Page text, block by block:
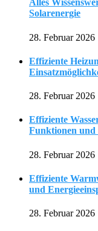
Alles
Solarenergie
28. Februar 2026
Effiziente
28. Februar 2026
Effiziente
Funktionen und
28. Februar 2026
Effiziente
und
28. Februar 2026